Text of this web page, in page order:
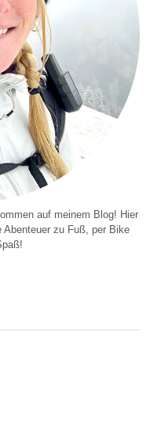
auf meinem Blog! Hier
zu Fuß, per Bike